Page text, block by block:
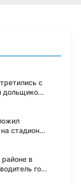
с
дольщико...
стадионе
в
го...